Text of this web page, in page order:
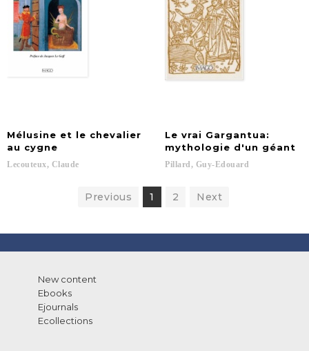
Mélusine et le chevalier
au cygne
Lecouteux, Claude
Le vrai Gargantua:
mythologie d'un géant
Pillard, Guy-Edouard
Previous 1 2 Next
New content
Ebooks
Ejournals
Ecollections